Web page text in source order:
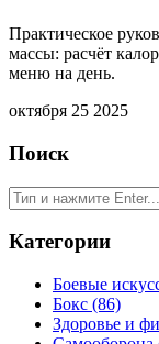
Практическое
массы: расчёт
меню на день.
октября 25 2025
Поиск
Категории
Боевые
Бокс (86)
Здоровье и